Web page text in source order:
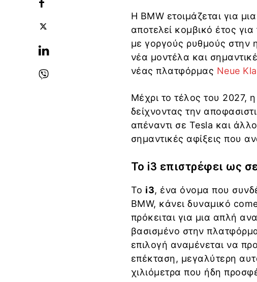
Η BMW ετοιμάζεται για μια
αποτελεί κομβικό έτος
με γοργούς ρυθμούς στην
νέα μοντέλα και
νέας πλατφόρμας Neue
Μέχρι το τέλος του 2027,
δείχνοντας την
απέναντι σε Tesla και
σημαντικές αφίξεις που
Το i3 επιστρέφει ως
Το i3, ένα όνομα που
BMW, κάνει δυναμικό
πρόκειται για μια απλή
βασισμένο στην
επιλογή αναμένεται να
επέκταση, μεγαλύτερη
χιλιόμετρα που ήδη